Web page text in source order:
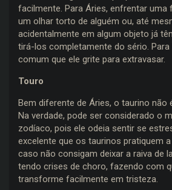
facilmente. Para Áries, enfrentar uma
um olhar torto de alguém ou, até
acidentalmente em algum objeto já
tirá-los completamente do sério. Para
comum que ele grite para extravasar.
Touro
Bem diferente de Áries, o taurino não
Na verdade, pode ser considerado o
zodíaco, pois ele odeia sentir se
excelente que os taurinos pratiquem
caso não consigam deixar a raiva de
tendo crises de choro, fazendo com
transforme facilmente em tristeza.